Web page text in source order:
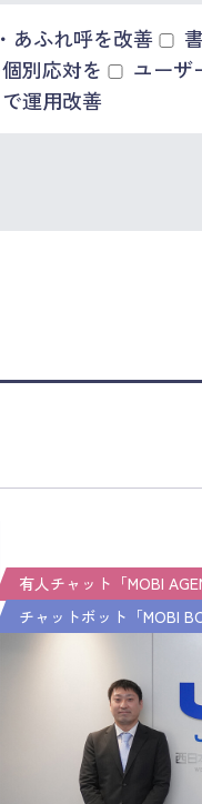
あふれ呼を改善
別応対を
ユーザ
運用改善
有人チャット「MOBI
チャットボット「MOBI